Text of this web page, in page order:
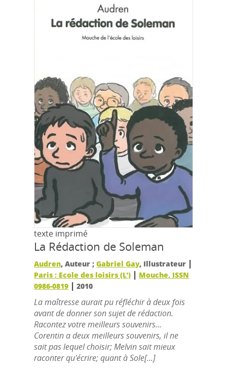
texte imprimé
La Rédaction de Soleman
Audren, Auteur ;Gabriel Gay, Illustrateur |
Paris : Ecole des loisirs (L') | Mouche, ISSN
0986-0819 |2010
La maîtresse aurait pu réfléchir à deux fois
avant de donner son sujet de rédaction.
Racontez votre meilleurs souvenirs...
Corentin a deux meilleurs souvenirs, il ne
sait pas lequel choisir; Melvin sait mieux
raconter qu'écrire; quant à Sole[...]